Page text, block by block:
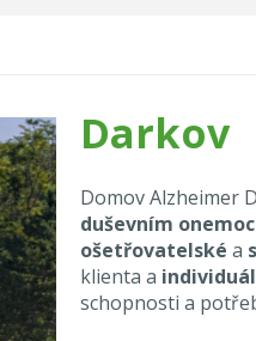
Darkov
Domov Alzheimer
duševním
ošetřovatelské a
klienta a
schopnosti a